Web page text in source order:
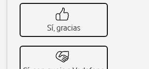
Sí, gracias